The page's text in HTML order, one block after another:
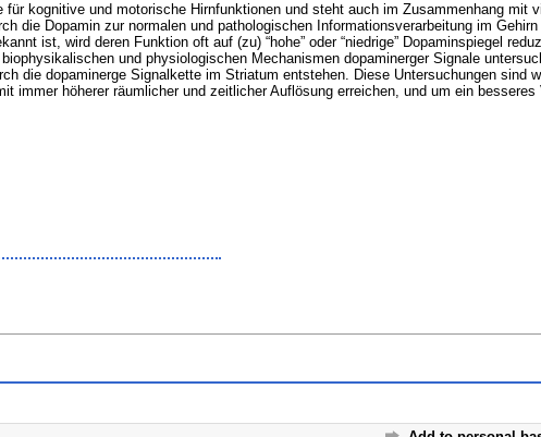
für kognitive und motorische Hirnfunktionen und steht auch im Zusammenhang mit
die Dopamin zur normalen und pathologischen Informationsverarbeitung im
ist, wird deren Funktion oft auf (zu) “hohe” oder “niedrige” Dopaminspiegel
und physiologischen Mechanismen dopaminerger Signale
die dopaminerge Signalkette im Striatum entstehen. Diese Untersuchungen sind
immer höherer räumlicher und zeitlicher Auflösung erreichen, und um ein